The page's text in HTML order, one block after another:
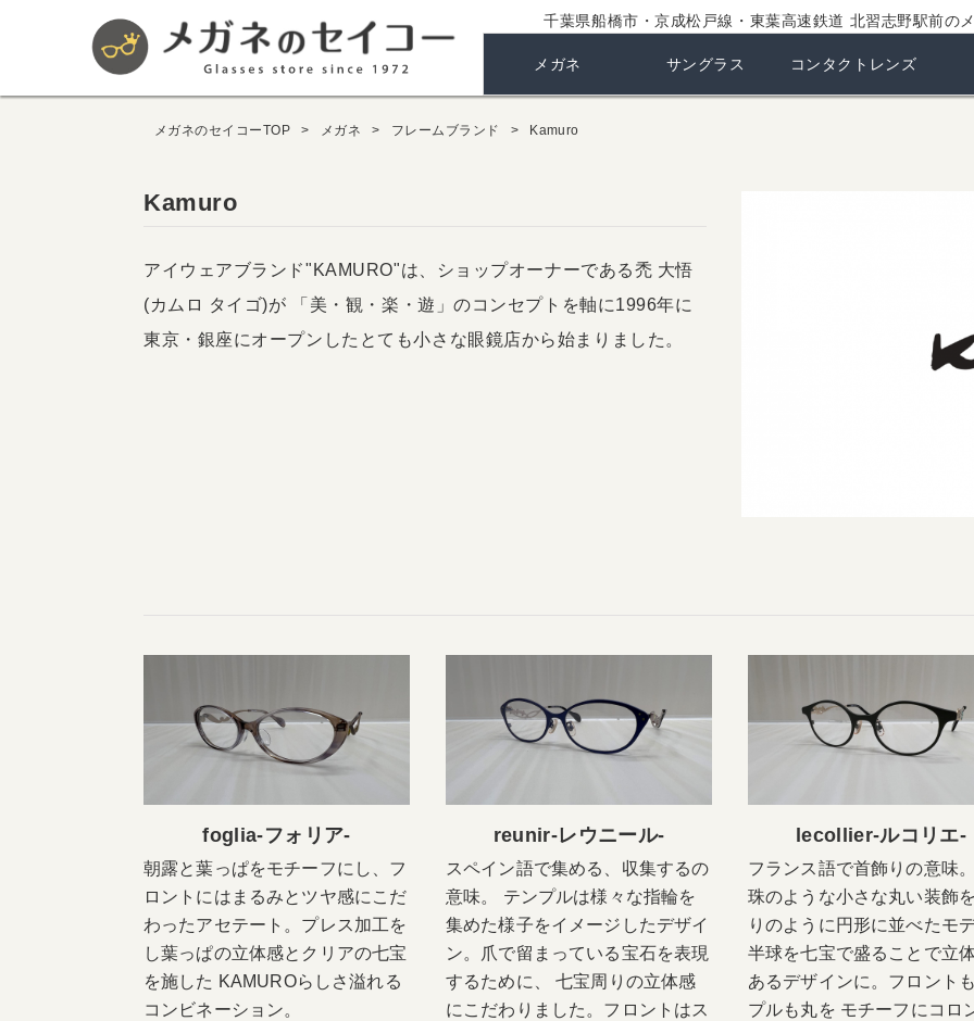
千葉県船橋市・京成松戸線・東葉高速鉄道 北習志野駅前の
メガネ サングラス コンタクトレンズ
メガネのセイコーTOP メガネ フレームブランド Kamuro
Kamuro
アイウェアブランド"KAMURO"は、ショップオーナーである禿 大悟
(カムロ タイゴ)が 「美・観・楽・遊」のコンセプトを軸に1996年に
東京・銀座にオープンしたとても小さな眼鏡店から始まりました。
foglia-フォリア-
朝露と葉っぱをモチーフにし、フ
ロントにはまるみとツヤ感にこだ
わったアセテート。プレス加工を
し葉っぱの立体感とクリアの七宝
を施した KAMUROらしさ溢れる
コンビネーション。
reunir-レウニール-
スペイン語で集める、収集するの
意味。 テンプルは様々な指輪を
集めた様子をイメージしたデザイ
ン。爪で留まっている宝石を表現
するために、 七宝周りの立体感
にこだわりました。フロントはス
lecollier-ルコリエ-
フランス語で首飾りの意味
珠のような小さな丸い装飾
りのように円形に並べたモ
半球を七宝で盛ることで立
あるデザインに。フロント
プルも丸を モチーフにコロ